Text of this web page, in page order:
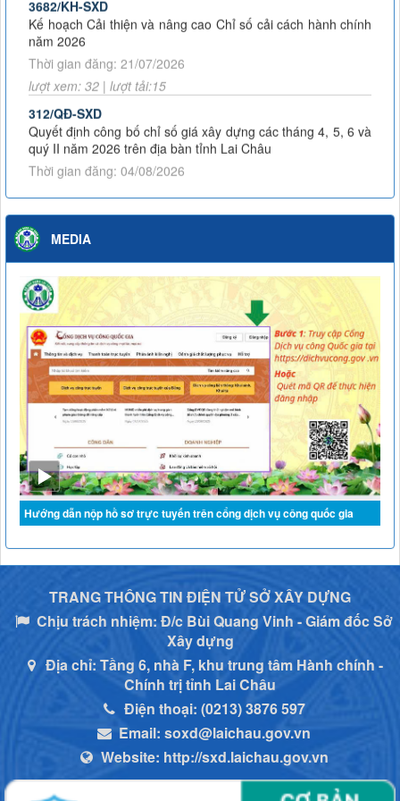
Kế hoạch Cải thiện và nâng cao Chỉ số cải cách hành chính
năm 2026
Thời gian đăng: 21/07/2026
lượt xem: 32 | lượt tải:15
312/QĐ-SXD
Quyết định công bố chỉ số giá xây dựng các tháng 4, 5, 6 và
quý II năm 2026 trên địa bàn tỉnh Lai Châu
Thời gian đăng: 04/08/2026
lượt xem: 18 | lượt tải:9
Kế hoạch Phát động đợt thi đua cao điểm thực hiện Chiến
dịch 90 ngày đêm khám sức khỏe định kỳ hoặc khám sàng
lọc miễn phí cho người dân trên địa bàn tỉnh Lai Châu
Thời gian đăng: 07/07/2026
lượt xem: 57 | lượt tải:24
MEDIA
Hướng dẫn nộp hồ sơ trực tuyến trên cổng dịch vụ công quốc gia
TRANG THÔNG TIN ĐIỆN TỬ SỞ XÂY DỰNG
Chịu trách nhiệm: Đ/c Bùi Quang Vinh - Giám đốc Sở
Xây dựng
Địa chỉ: Tầng 6, nhà F, khu trung tâm Hành chính -
Chính trị tỉnh Lai Châu
Điện thoại: (0213) 3876 597
Email: soxd@laichau.gov.vn
Website: http://sxd.laichau.gov.vn